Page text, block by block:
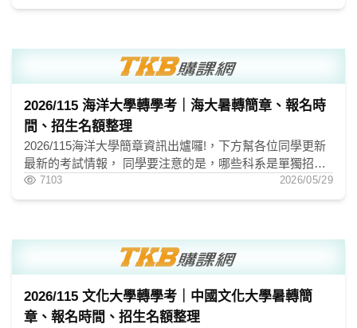
及二年級、三年級招生科系與名額。 115 學年度北市大轉
術科或筆試，務必再到學系網頁確認考試時間與注意事
2026/115 海洋大學轉學考｜海大暑轉簡章、報名時
間、招生名額整理
2026/115海洋大學簡章資訊出爐囉!，下方幫各位同學更新
最新的考試情報， 同學要注意的是，哪些科系是單獨招
生、聯合招生，下方招生名額、考試科目，最新的榜單資
訊一併整理在下方
7103 2026/05/29
2026/115 文化大學轉學考｜中國文化大學暑轉簡
章、報名時間、招生名額整理